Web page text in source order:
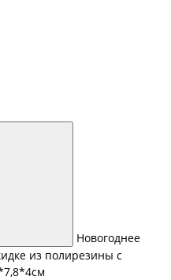
Новогоднее
из полирезины с